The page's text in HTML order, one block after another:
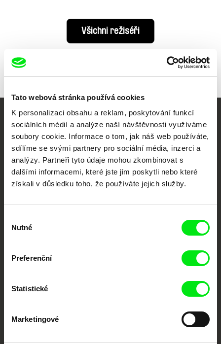
Tato webová stránka používá cookies
K personalizaci obsahu a reklam, poskytování funkcí
sociálních médií a analýze naší návštěvnosti využíváme
soubory cookie. Informace o tom, jak náš web používáte,
sdílíme se svými partnery pro sociální média, inzerci a
analýzy. Partneři tyto údaje mohou zkombinovat s
dalšími informacemi, které jste jim poskytli nebo které
získali v důsledku toho, že používáte jejich služby.
souhlasu
Nutné
Preferenční
Statistické
Marketingové
Všichni režiséři
Vaše online
dokumentární kino
Nové festivalové filmy
každý týden
posouvat hranice dokumentárního filmu, propagovat jeho rozmanitost a